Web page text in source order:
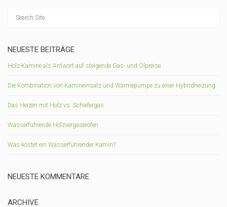
NEUESTE BEITRÄGE
Holz-Kamine als Antwort auf steigende Gas- und Ölpreise
Die Kombination von Kamineinsatz und Wärmepumpe zu einer Hybridheizung
Das Heizen mit Holz vs. Schiefergas
Wasserführende Holzvergaseröfen
Was kostet ein Wasserführender Kamin?
NEUESTE KOMMENTARE
ARCHIVE